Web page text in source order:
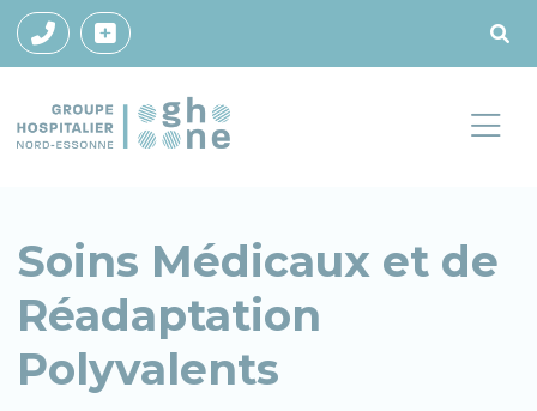
Soins Médicaux et de
Réadaptation
Polyvalents